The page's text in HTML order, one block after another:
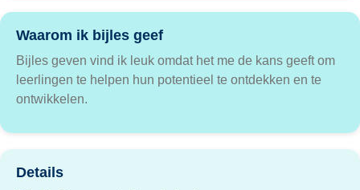
Waarom ik bijles geef
Bijles geven vind ik leuk omdat het me de kans geeft om
leerlingen te helpen hun potentieel te ontdekken en te
ontwikkelen.
Details